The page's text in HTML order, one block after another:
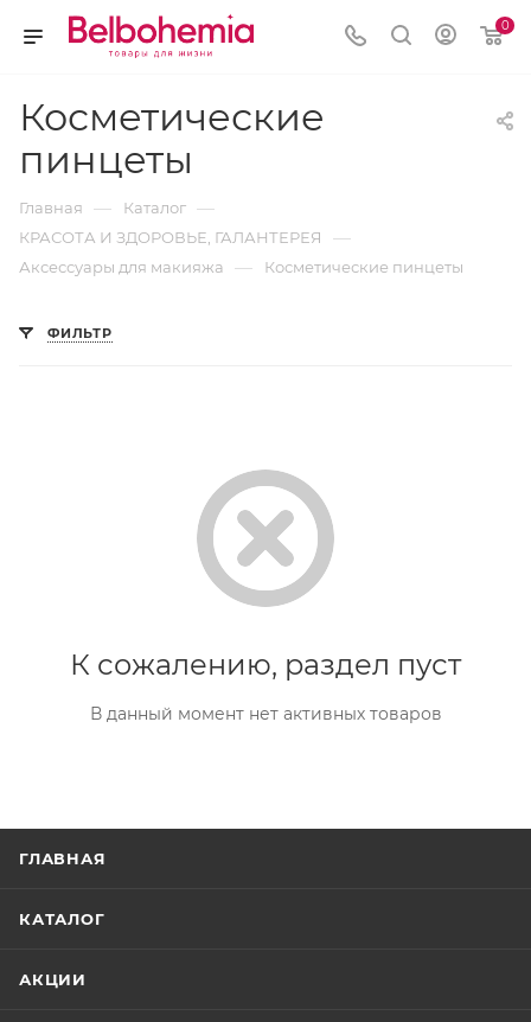
0
Косметические
пинцеты
Главная — Каталог —
КРАСОТА И ЗДОРОВЬЕ, ГАЛАНТЕРЕЯ —
Аксессуары для макияжа — Косметические пинцеты
ФИЛЬТР
К сожалению, раздел пуст
В данный момент нет активных товаров
ГЛАВНАЯ
КАТАЛОГ
АКЦИИ